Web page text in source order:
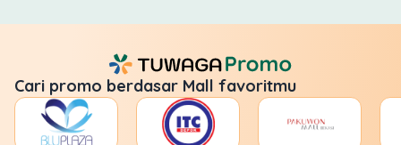
Cari promo berdasar Mall favoritmu